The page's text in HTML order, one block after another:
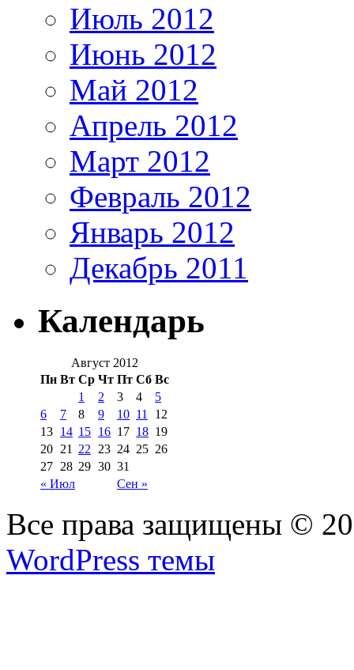
Июль 2012
Июнь 2012
Май 2012
Апрель 2012
Март 2012
Февраль 2012
Январь 2012
Декабрь 2011
Календарь
Август 2012
Пн Вт Ср Чт Пт Сб Вс
« Июл Сен »
1 2 3 4
5
6
7 8 9 10 11
12
13 14 15 16 17 18 19
20 21 22 23 24 25 26
27 28 29 30 31
Все права защищены ©
WordPress темы